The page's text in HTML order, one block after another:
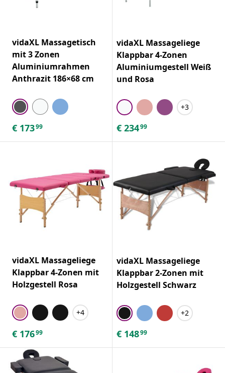
vidaXL Massagetisch
mit 3 Zonen
Aluminiumrahmen
Anthrazit 186×68 cm
€ 17399
vidaXL Massageliege
Klappbar 4-Zonen
Aluminiumgestell Weiß
und Rosa
+3
€ 23499
vidaXL Massageliege
Klappbar 4-Zonen mit
Holzgestell Rosa
+4
€ 17699
vidaXL Massageliege
Klappbar 2-Zonen mit
Holzgestell Schwarz
+2
€ 14899